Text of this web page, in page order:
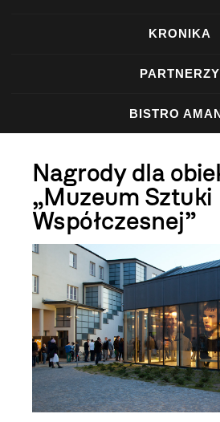
KRONIKA
PARTNERZY
BISTRO
Nagrody dla
„Muzeum Sztuki
Współczesnej”